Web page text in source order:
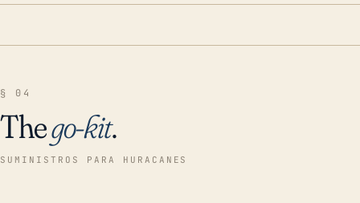
§ 04
Thego-kit.
SUMINISTROS PARA HURACANES